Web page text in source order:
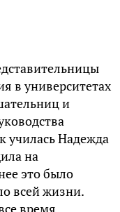
в университетах
и
училась Надежда
на
это было
всей жизни.
время